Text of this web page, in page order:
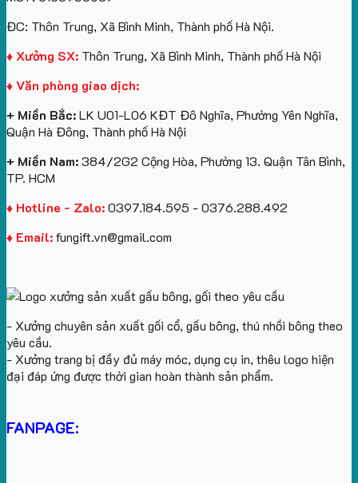
Công
Ty
Lữ
lớn
logo
Trung
số
lượng
lớn
theo
cầu
giấy
in
logo
ĐC: Thôn Trung, Xã Bình Minh, Thành phố Hà Nội.
♦ Xưởng SX: Thôn Trung, Xã Bình Minh, Thành phố Hà Nội
♦ Văn phòng giao dịch:
+ Miền Bắc:LK U01-L06 KĐT Đô Nghĩa, Phường Yên Nghĩa,
Quận Hà Đông, Thành phố Hà Nội
+ Miền Nam:384/2G2 Cộng Hòa, Phường 13. Quận Tân Bình,
TP. HCM
♦ Hotline - Zalo:0397.184.595 - 0376.288.492
♦ Email:fungift.vn@gmail.com
- Xưởng chuyên sản xuất gối cổ, gấu bông, thú nhồi bông theo
yêu cầu.
- Xưởng trang bị đầy đủ máy móc, dụng cụ in, thêu logo hiện
đại đáp ứng được thời gian hoàn thành sản phẩm.
FANPAGE: